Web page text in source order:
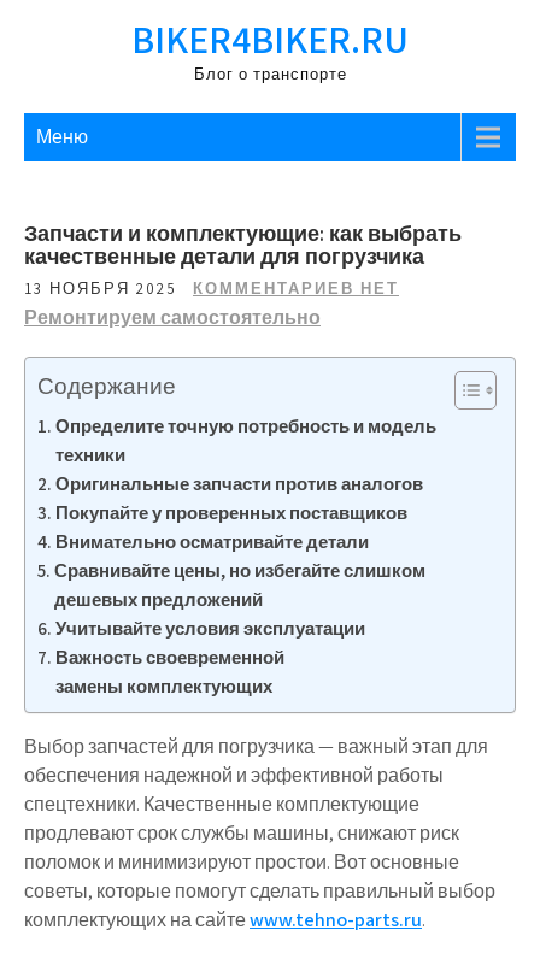
BIKER4BIKER.RU
Блог о транспорте
Меню
Запчасти и комплектующие: как выбрать
качественные детали для погрузчика
13 НОЯБРЯ 2025 КОММЕНТАРИЕВ НЕТ
Ремонтируем самостоятельно
Содержание
Определите точную потребность и модель
техники
Оригинальные запчасти против аналогов
Покупайте у проверенных поставщиков
Внимательно осматривайте детали
Сравнивайте цены, но избегайте слишком
дешевых предложений
Учитывайте условия эксплуатации
Важность своевременной
замены комплектующих
Выбор запчастей для погрузчика — важный этап для
обеспечения надежной и эффективной работы
спецтехники. Качественные комплектующие
продлевают срок службы машины, снижают риск
поломок и минимизируют простои. Вот основные
советы, которые помогут сделать правильный выбор
комплектующих на сайтеwww.tehno-parts.ru.